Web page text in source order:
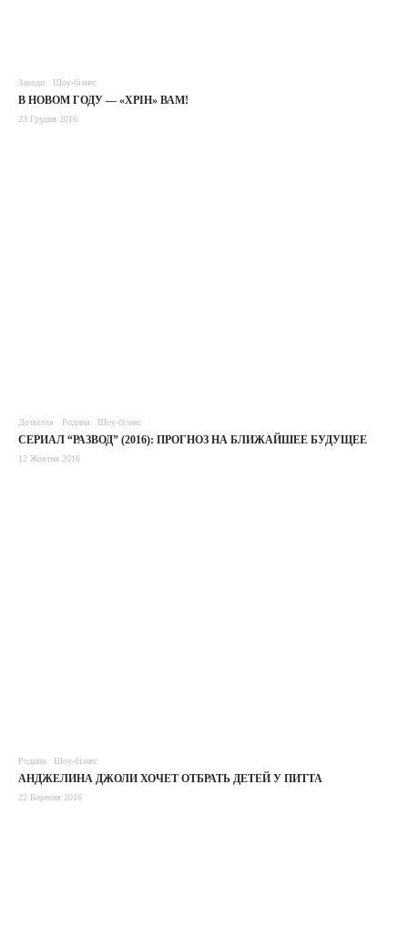
Заходи Шоу-бізнес
В НОВОМ ГОДУ — «ХРІН» ВАМ!
23 Грудня 2016
Дозвілля Родина Шоу-бізнес
СЕРИАЛ “РАЗВОД” (2016): ПРОГНОЗ НА БЛИЖАЙШЕЕ БУДУЩЕЕ
12 Жовтня 2016
Родина Шоу-бізнес
АНДЖЕЛИНА ДЖОЛИ ХОЧЕТ ОТБРАТЬ ДЕТЕЙ У ПИТТА
22 Вересня 2016